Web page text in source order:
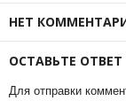
НЕТ
ОСТАВЬТЕ ОТВЕТ
Для отправки